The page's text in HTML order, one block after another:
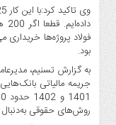
فولاد پروژه‌ها
بود.
به گزارش تسنیم،
روش‌های حقوقی